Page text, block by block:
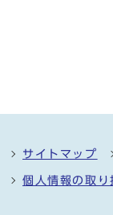
サイトマップ
個人情報の取り